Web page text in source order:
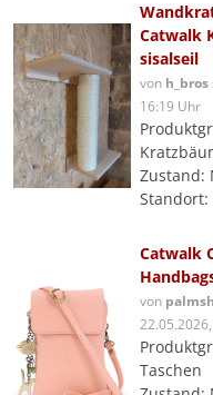
Catwalk
sisalseil
von h_bros
16:19 Uhr
Zustand:
Catwalk
von
Taschen